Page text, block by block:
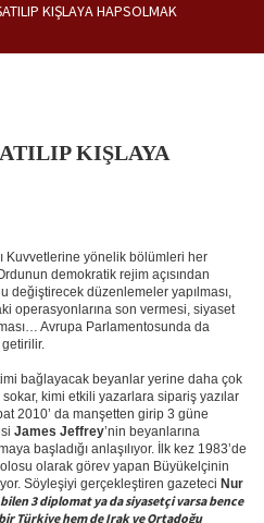
KIŞLAYA HAPSOLMAK
KIŞLAYA
Kuvvetlerine yönelik bölümleri her
demokratik rejim açısından
değiştirecek düzenlemeler yapılması,
operasyonlarına son vermesi, siyaset
Avrupa Parlamentosunda da
bağlayacak beyanlar yerine daha çok
sokar, kimi etkili yazarlara sipariş yazılar
2010’ da manşetten girip 3 güne
James Jeffrey’nin beyanlarına
başladığı anlaşılıyor. İlk kez 1983’de
olarak görev yapan Büyükelçinin
Söyleşiyi gerçekleştiren gazeteci Nur
3 diplomat ya da siyasetçi varsa bence
Türkiye hem de Irak ve Ortadoğu